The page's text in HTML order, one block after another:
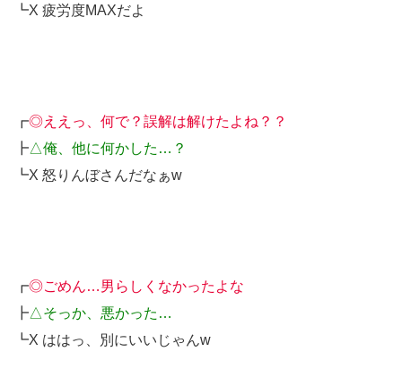
┗X 疲労度MAXだよ
┏◎ええっ、何で？誤解は解けたよね？？
┣△俺、他に何かした…？
┗X 怒りんぼさんだなぁw
┏◎ごめん…男らしくなかったよな
┣△そっか、悪かった…
┗X ははっ、別にいいじゃんw